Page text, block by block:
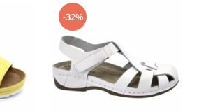
-32%